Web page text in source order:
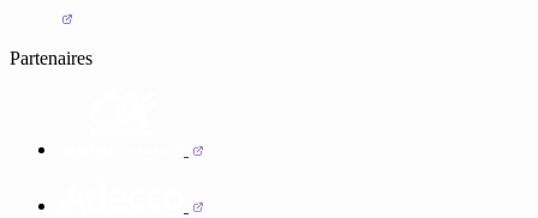
Partenaires